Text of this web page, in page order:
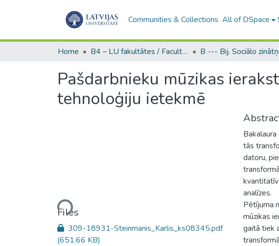
Communities & Collections All of DSpace
Home B4 – LU fakultātes / Faculties of the UL
Pašdarbnieku mūzikas
tehnoloģiju ietekmē
Loading...
Files
309-18931-Steinmanis_Karlis_ks08345.pdf
(651.66 KB)
tās
datoru,
analīzes.
Pētījuma
mūzikas
gaitā tiek